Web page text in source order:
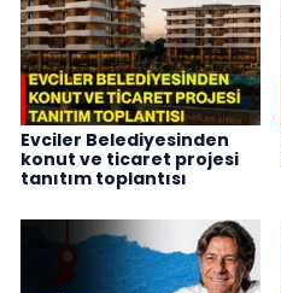
Evciler Belediyesinden
konut ve ticaret projesi
tanıtım toplantısı